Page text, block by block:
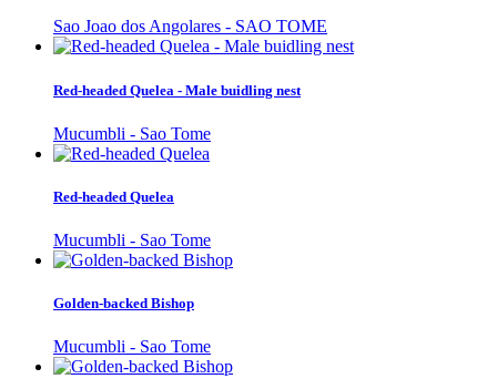
Sao Joao dos Angolares - SAO TOME
Red-headed Quelea - Male buidling nest
Mucumbli - Sao Tome
Red-headed Quelea
Mucumbli - Sao Tome
Golden-backed Bishop
Mucumbli - Sao Tome